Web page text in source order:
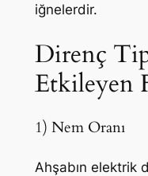
iğnelerdir.
Direnç
Etkileyen
1) Nem Oranı
Ahşabın elektrik